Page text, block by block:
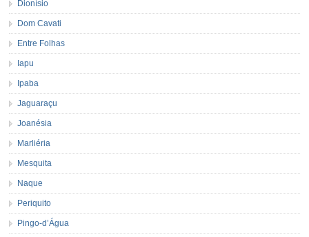
Dionísio
Dom Cavati
Entre Folhas
Iapu
Ipaba
Jaguaraçu
Joanésia
Marliéria
Mesquita
Naque
Periquito
Pingo-d’Água